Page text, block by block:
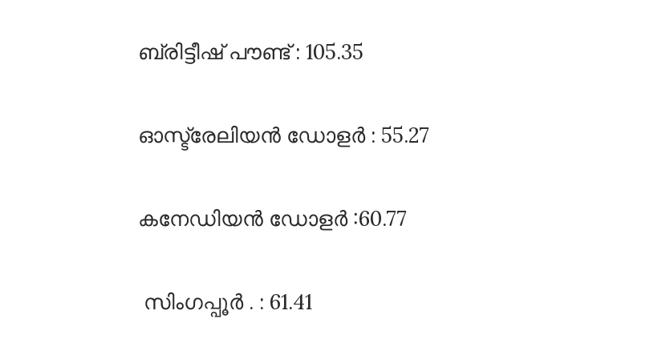
ബ്രിട്ടീഷ്‌ പൗണ്ട്‌ : 105.35
ഓസ്ട്രേലിയൻ ഡോളർ : 55.27
കനേഡിയൻ ഡോളർ :60.77
സിംഗപ്പൂർ . : 61.41